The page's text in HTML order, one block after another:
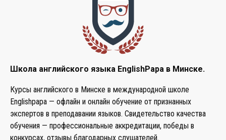
Школа английского языка EnglishPapa в Минске.
Курсы английского в Минске в международной школе
Englishpapa — офлайн и онлайн обучение от признанных
экспертов в преподавании языков. Свидетельство качества
обучения — профессиональные аккредитации, победы в
конкурсах, отзывы благодарных слушателей.